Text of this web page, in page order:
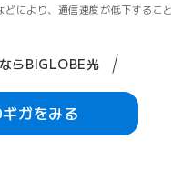
により、通信速度が低下すること
らBIGLOBE光
ガをみる